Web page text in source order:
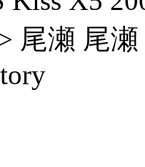
尾瀬 尾